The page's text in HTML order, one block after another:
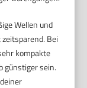
Wellen und
Bei
kompakte
günstiger sein.